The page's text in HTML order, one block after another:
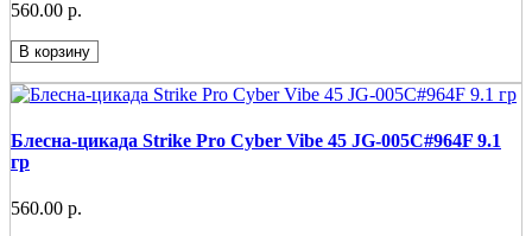
560.00 р.
В корзину
Блесна-цикада Strike Pro Cyber Vibe 45 JG-005C#964F 9.1
гр
560.00 р.